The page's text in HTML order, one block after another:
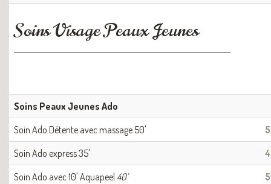
Soins Visage Peaux Jeunes
Soins Peaux Jeunes Ado
Soin Ado Détente avec massage 50'
Soin Ado express 35'
Soin Ado avec 10' Aquapeel 40'